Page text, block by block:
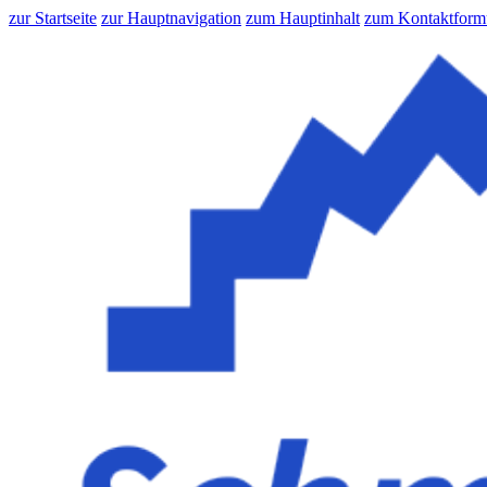
zur Startseite zur Hauptnavigation zum Hauptinhalt zum